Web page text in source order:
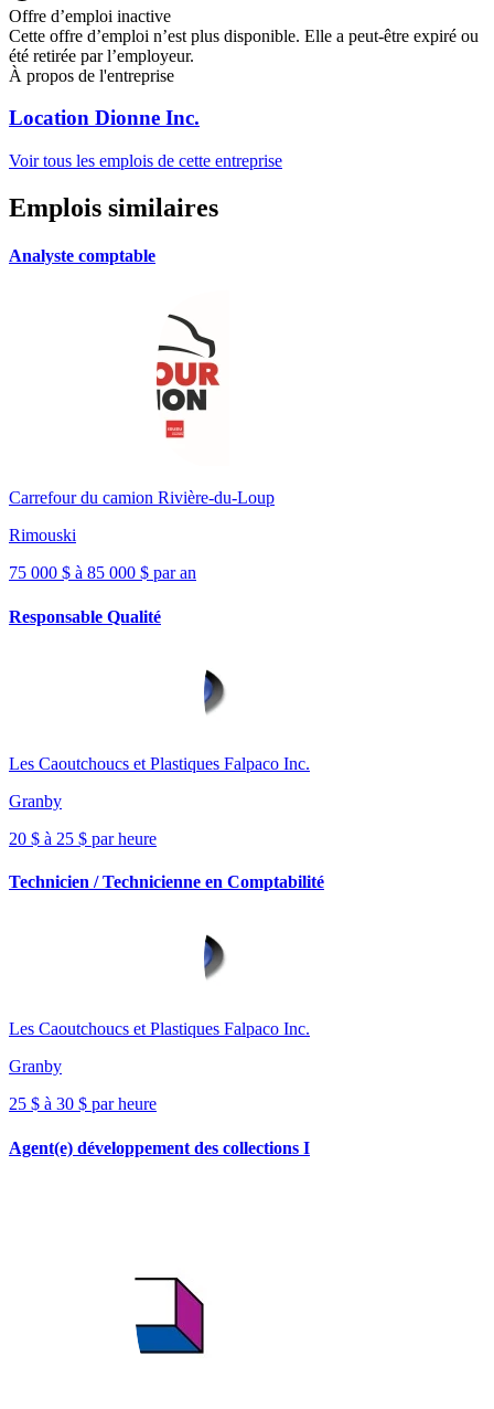
Offre d’emploi inactive
Cette offre d’emploi n’est plus disponible. Elle a peut-être expiré ou
été retirée par l’employeur.
À propos de l'entreprise
Location Dionne Inc.
Voir tous les emplois de cette entreprise
Emplois similaires
Analyste comptable
Carrefour du camion Rivière-du-Loup
Rimouski
75 000 $ à 85 000 $ par an
Responsable Qualité
Les Caoutchoucs et Plastiques Falpaco Inc.
Granby
20 $ à 25 $ par heure
Technicien / Technicienne en Comptabilité
Les Caoutchoucs et Plastiques Falpaco Inc.
Granby
25 $ à 30 $ par heure
Agent(e) développement des collections I